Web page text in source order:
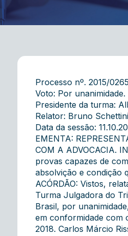
Processo nº. 2015/
Voto: Por unanimidade.
Presidente da turma:
Relator: Bruno
Data da sessão:
EMENTA:
COM A ADVOCACIA.
provas capazes de
absolvição e condição
ACÓRDÃO: Vistos,
Turma Julgadora do
Brasil, por
em conformidade com
2018. Carlos Márcio